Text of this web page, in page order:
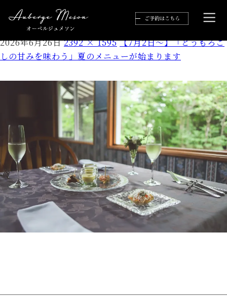
IMG_1945
2026年6月26日 2392 × 1595 【7月2日～】「とうもろこ
しの甘みを味わう」夏のメニューが始まります